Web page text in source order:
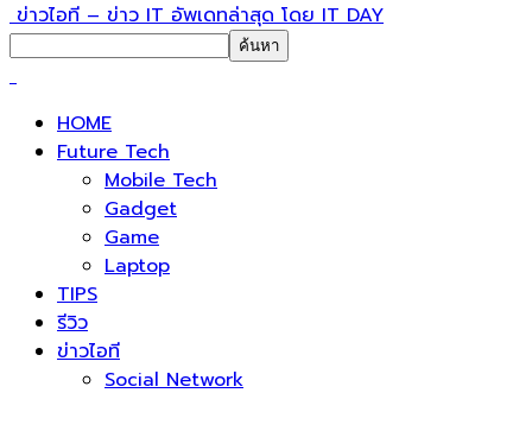
ข่าวไอที – ข่าว IT อัพเดทล่าสุด โดย IT DAY
HOME
Future Tech
Mobile Tech
Gadget
Game
Laptop
TIPS
รีวิว
ข่าวไอที
Social Network